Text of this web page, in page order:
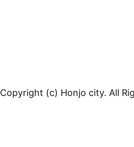
Copyright (c) Honjo city. All